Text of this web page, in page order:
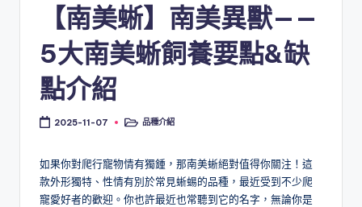
【南美蜥】南美異獸——
5大南美蜥飼養要點&缺
點介紹
2025-11-07
Posted品種介紹
如果你對爬行寵物情有獨鍾，那南美蜥絕對值得你關注！這
款外形獨特、性情有別於常見蜥蜴的品種，最近受到不少爬
寵愛好者的歡迎。你也許最近也常聽到它的名字，無論你是